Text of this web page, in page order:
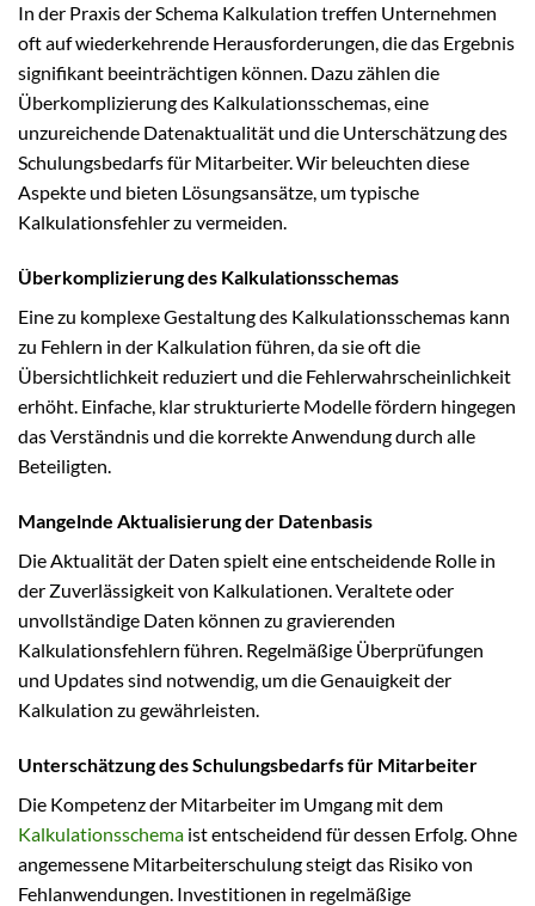
In der Praxis der Schema Kalkulation treffen Unternehmen
oft auf wiederkehrende Herausforderungen, die das Ergebnis
signifikant beeinträchtigen können. Dazu zählen die
Überkomplizierung des Kalkulationsschemas, eine
unzureichende Datenaktualität und die Unterschätzung des
Schulungsbedarfs für Mitarbeiter. Wir beleuchten diese
Aspekte und bieten Lösungsansätze, um typische
Kalkulationsfehler zu vermeiden.
Überkomplizierung des Kalkulationsschemas
Eine zu komplexe Gestaltung des Kalkulationsschemas kann
zu Fehlern in der Kalkulation führen, da sie oft die
Übersichtlichkeit reduziert und die Fehlerwahrscheinlichkeit
erhöht. Einfache, klar strukturierte Modelle fördern hingegen
das Verständnis und die korrekte Anwendung durch alle
Beteiligten.
Mangelnde Aktualisierung der Datenbasis
Die Aktualität der Daten spielt eine entscheidende Rolle in
der Zuverlässigkeit von Kalkulationen. Veraltete oder
unvollständige Daten können zu gravierenden
Kalkulationsfehlern führen. Regelmäßige Überprüfungen
und Updates sind notwendig, um die Genauigkeit der
Kalkulation zu gewährleisten.
Unterschätzung des Schulungsbedarfs für Mitarbeiter
Die Kompetenz der Mitarbeiter im Umgang mit dem
Kalkulationsschema ist entscheidend für dessen Erfolg. Ohne
angemessene Mitarbeiterschulung steigt das Risiko von
Fehlanwendungen. Investitionen in regelmäßige